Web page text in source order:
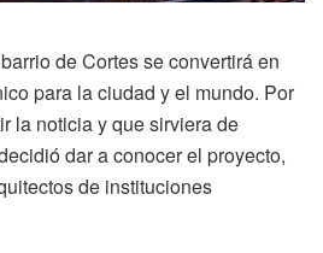
de Cortes se convertirá en
para la ciudad y el mundo. Por
la noticia y que sirviera de
dar a conocer el proyecto,
de instituciones